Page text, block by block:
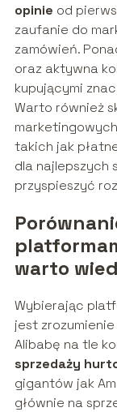
opinie od
zaufanie do
zamówień.
oraz aktywna
kupującymi
Warto również
takich jak
dla najlepszych
przyspieszyć
warto
Wybierając
jest
Alibabę na tle
sprzedaży
gigantów jak
głównie na